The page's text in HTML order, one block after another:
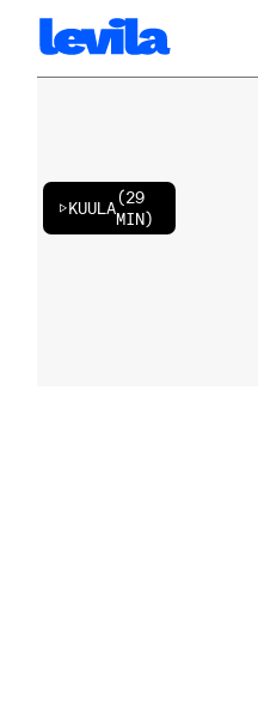
KUULA(29
MIN)